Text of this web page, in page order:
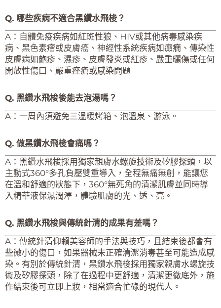
Q. 哪些疾病不適合黑鑽水飛梭？
A：自體免疫疾病如紅斑性狼、HIV或其他病毒感染疾
病、黑色素瘤或皮膚癌、神經性系統疾病如癲癇、傳染性
皮膚病如皰疹、濕疹、皮膚發炎或紅疹、嚴重曬傷或任何
開放性傷口、嚴重痤瘡或感染問題
Q. 黑鑽水飛梭後能去泡湯嗎？
A：一周內須避免三溫暖烤箱、泡溫泉、游泳。
Q. 做黑鑽水飛梭會痛嗎？
A：黑鑽水飛梭採用獨家親膚水螺旋技術及矽膠探頭，以
主動式360°多孔負壓雙重導入，全程無痛無創，能讓您
在溫和舒適的狀態下，360°無死角的清潔肌膚並同時導
入精華液保濕潤澤，體驗肌膚的光、透、亮。
Q. 黑鑽水飛梭與傳統針清的成果有差嗎？
A：傳統針清仰賴美容師的手法與技巧，且結束後都會有
些微小的傷口，如果器械未正確清潔消毒甚至可能造成感
染。有別於傳統針清，黑鑽水飛梭採用獨家親膚水螺旋技
術及矽膠探頭，除了在過程中更舒適，清潔更徹底外，施
作結束後可立即上妝，相當適合忙碌的現代人。